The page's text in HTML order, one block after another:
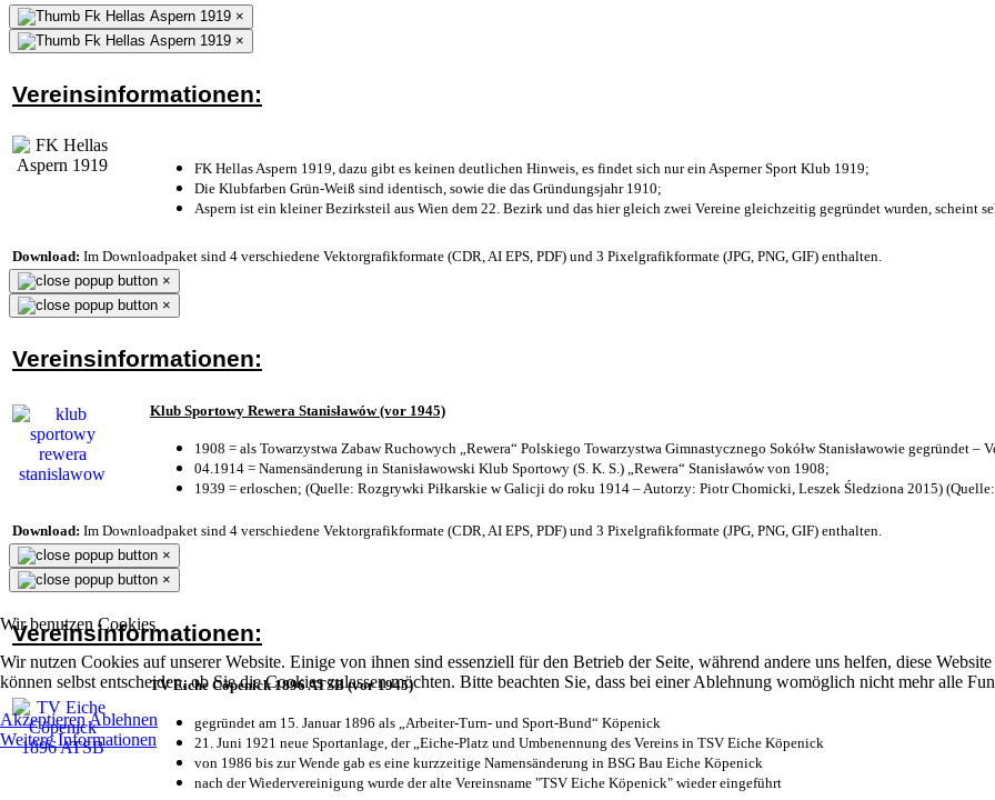
Wir benutzen Cookies
Wir nutzen Cookies auf unserer Website. Einige von ihnen sind essenziell für den Betrieb der Seite, während andere uns helfen, diese
können selbst entscheiden, ob Sie die Cookies zulassen möchten. Bitte beachten Sie, dass bei einer Ablehnung womöglich nicht mehr alle
AkzeptierenAblehnen
Weitere Informationen
×
×
Vereinsinformationen:
FK Hellas Aspern 1919, dazu gibt es keinen deutlichen Hinweis, es findet sich nur ein Asperner Sport Klub 1919;
Die Klubfarben Grün-Weiß sind identisch, sowie die das Gründungsjahr 1910;
Aspern ist ein kleiner Bezirksteil aus Wien dem 22. Bezirk und das hier gleich zwei Vereine gleichzeitig gegründet wurden, scheint
Download: Im Downloadpaket sind 4 verschiedene Vektorgrafikformate (CDR, AI EPS, PDF) und 3 Pixelgrafikformate (JPG, PNG, GIF) enthalten.
×
×
Vereinsinformationen:
Klub Sportowy Rewera Stanisławów (vor 1945)
1908 = als Towarzystwa Zabaw Ruchowych „Rewera“ Polskiego Towarzystwa Gimnastycznego Sokółw Stanisławowie gegründet –
04.1914 = Namensänderung in Stanisławowski Klub Sportowy (S. K. S.) „Rewera“ Stanisławów von 1908;
1939 = erloschen; (Quelle: Rozgrywki Piłkarskie w Galicji do roku 1914 – Autorzy: Piotr Chomicki, Leszek Śledziona 2015) (Quelle:
Download: Im Downloadpaket sind 4 verschiedene Vektorgrafikformate (CDR, AI EPS, PDF) und 3 Pixelgrafikformate (JPG, PNG, GIF) enthalten.
×
×
Vereinsinformationen:
TV Eiche Cöpenick 1896 ATSB (vor 1945)
gegründet am 15. Januar 1896 als „Arbeiter-Turn- und Sport-Bund“ Köpenick
21. Juni 1921 neue Sportanlage, der „Eiche-Platz und Umbenennung des Vereins in TSV Eiche Köpenick
von 1986 bis zur Wende gab es eine kurzzeitige Namensänderung in BSG Bau Eiche Köpenick
nach der Wiedervereinigung wurde der alte Vereinsname "TSV Eiche Köpenick" wieder eingeführt